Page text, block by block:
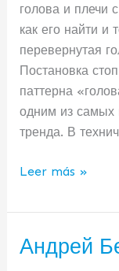
голова и плечи
как его найти и
перевернутая
Постановка
паттерна
одним из самых
тренда. В
Leer más »
Андрей
Андрей
Беритц